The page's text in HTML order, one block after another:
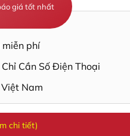
giá tốt nhất
phí
Cần Số Điện Thoại
Nam
chi tiết)